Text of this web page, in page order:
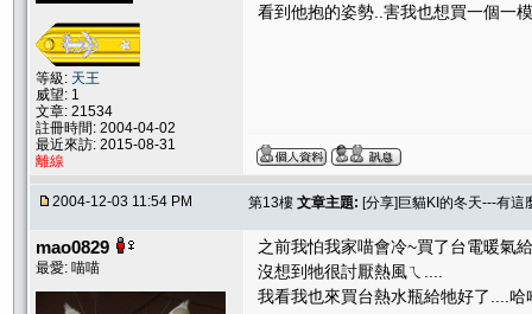
等級: 天王
威望: 1
文章: 21534
註冊時間: 2004-04-02
最近來訪: 2015-08-31
離線
看到他抱的姿勢..害我也想買一個一
2004-12-03 11:54 PM 第13樓 文章主題: [分享]巨貓KI的冬天---有這
mao0829
最愛: 喵喵
之前我怕我家喵會冷~買了台電暖氣
沒想到牠很討厭熱風ㄟ....
我看我也來買台熱水瓶給牠好了....哈